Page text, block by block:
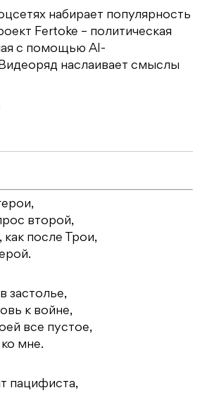
набирает популярность
Fertoke – политическая
с помощью AI-
наслаивает смыслы
второй,
как после Трои,
застолье,
к войне,
все пустое,
мне.
пацифиста,